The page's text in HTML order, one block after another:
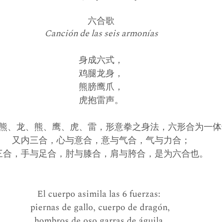
六合歌
Canción de las seis armonías
身成六式，
鸡腿龙身，
熊膀鹰爪，
虎抱雷声。
、龙、熊、鹰、虎、雷，形意拳之身法，六形合为一
又内三合，心与意合，意与气合，气与力合；
合，手与足合，肘与膝合，肩与胯合，是为六合也。
El cuerpo asimila las 6 fuerzas:
piernas de gallo, cuerpo de dragón,